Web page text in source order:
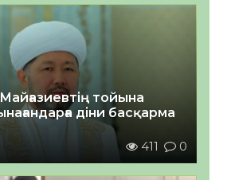
тойына
діни басқарма
411 0